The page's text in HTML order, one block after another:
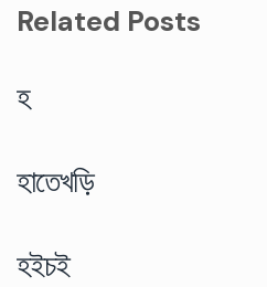
Related Posts
হ
হাতেখড়ি
হইচই